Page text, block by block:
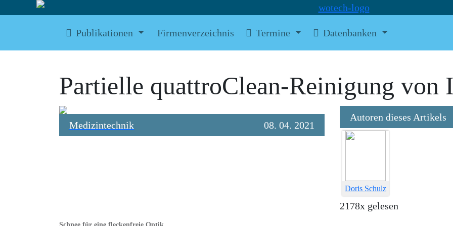
Publikationen Firmenverzeichnis Termine Datenbanken
Partielle quattroClean-Reinigung von
Medizintechnik 08. 04. 2021
Autoren dieses Artikels
Doris Schulz
2178x gelesen